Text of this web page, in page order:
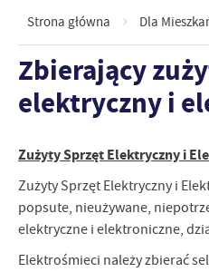
Strona główna Dla
Zbierający
elektryczny i
Zużyty Sprzęt Elektryczny i
Zużyty Sprzęt Elektryczny i
popsute, nieużywane,
elektryczne i elektroniczne,
Elektrośmieci należy zbierać